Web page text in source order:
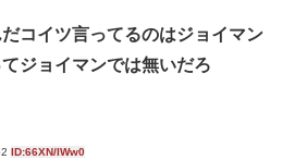
コイツ言ってるのはジョイマン
ジョイマンでは無いだろ
ID:66XN/IWw0